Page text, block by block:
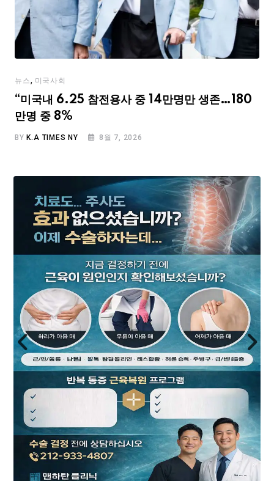
뉴스, 미국사회
“미국내 6.25 참전용사 중 14만명만 생존…180
만명 중 8%
BY K.A TIMES NY 8월 7, 2026